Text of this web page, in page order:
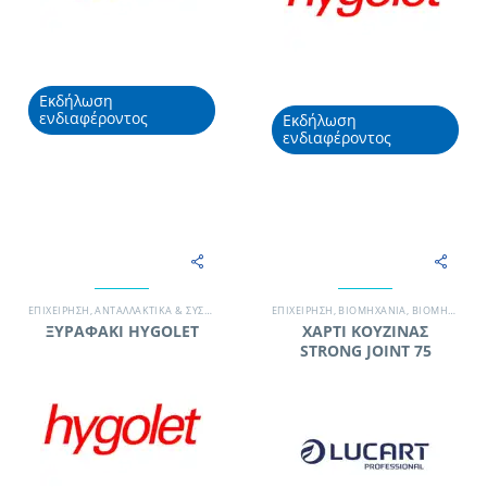
Εκδήλωση
ενδιαφέροντος
Εκδήλωση
ενδιαφέροντος
EΠΙΧΕΊΡΗΣΗ,ΑΝΤΑΛΛΑΚΤΙΚΆ & ΣΥΣΚΕΥΈΣ ΒΙΟΜΗΧΑΝΊΑ,ΓΡΑΦΕΊΟ,ΕΚΠΑΙΔΕΥΤΙΚΌ ΊΔΡΥΜΑ
ΞΥΡΑΦΑΚΙ ΗΥGΟLΕΤ
EΠΙΧΕΊΡΗΣΗ, ΒΙΟΜΗΧΑΝΊΑ, ΒΙΟΜΗΧΑΝΊΑ ΤΡΟΦΊΜΩΝ
ΧΑΡΤΙ ΚΟΥΖΙΝΑΣ
STRONG JOINT 75